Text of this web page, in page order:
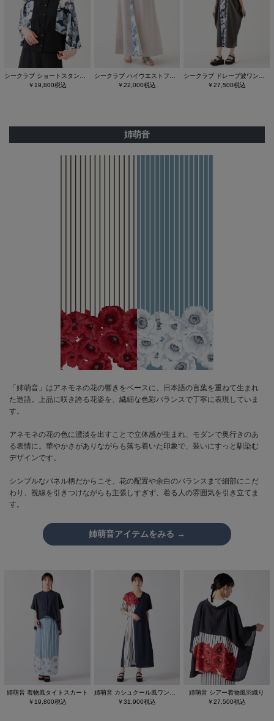
￥19,800税込
￥22,000税込
￥27,500税込
姉萌音
「姉萌音」はアネモネの花の響きをベースに、日本語の言葉を重ねて生まれ
た造語。上品に咲き誇る花姿を、繊細な色彩バランスで丁寧に表現していま
す。
アネモネの花の色に濃淡を出すことで立体感が生まれ、モダンで奥行きのあ
る表情に。華やかさがありながらも落ち着いた印象で、装いにすっと馴染む
デザインです。
シンプルなパネル柄だからこそ、花の配置や余白のバランスまで細部にこだ
わり、視線を引きつけながらも主張しすぎず、着る人の雰囲気を引き立てま
す。
姉萌音アイテムをみる →
姉萌音 着物風タイトスカート
￥19,800税込
姉萌音 カシュクール風ワンピース
￥31,900税込
姉萌音 シアー着物風羽織り
￥27,500税込